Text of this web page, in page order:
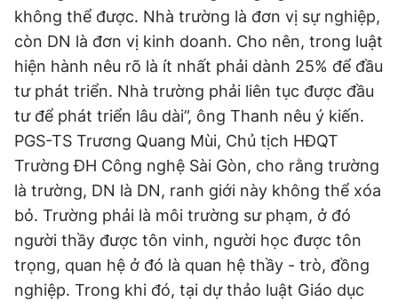
không thể được. Nhà trường là đơn vị sự nghiệp,
còn DN là đơn vị kinh doanh. Cho nên, trong luật
hiện hành nêu rõ là ít nhất phải dành 25% để đầu
tư phát triển. Nhà trường phải liên tục được đầu
tư để phát triển lâu dài”, ông Thanh nêu ý kiến.
PGS-TS Trương Quang Mùi, Chủ tịch HĐQT
Trường ĐH Công nghệ Sài Gòn, cho rằng trường
là trường, DN là DN, ranh giới này không thể xóa
bỏ. Trường phải là môi trường sư phạm, ở đó
người thầy được tôn vinh, người học được tôn
trọng, quan hệ ở đó là quan hệ thầy - trò, đồng
nghiệp. Trong khi đó, tại dự thảo luật Giáo dục